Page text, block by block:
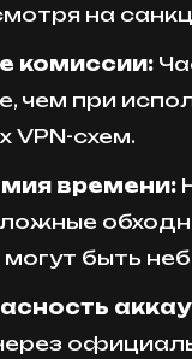
на
комиссии:
чем при
VPN-схем.
времени:
быть